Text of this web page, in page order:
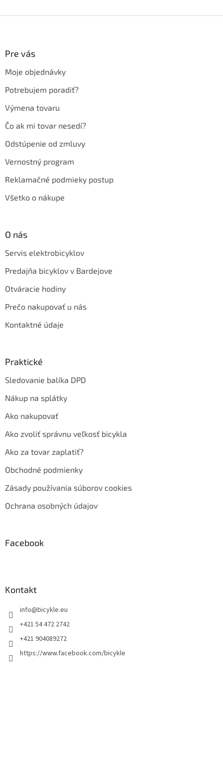
Pre vás
Moje objednávky
Potrebujem poradiť?
Výmena tovaru
Čo ak mi tovar nesedí?
Odstúpenie od zmluvy
Vernostný program
Reklamačné podmieky postup
Všetko o nákupe
O nás
Servis elektrobicyklov
Predajňa bicyklov v Bardejove
Otváracie hodiny
Prečo nakupovať u nás
Kontaktné údaje
Praktické
Sledovanie balíka DPD
Nákup na splátky
Ako nakupovať
Ako zvoliť správnu veľkosť bicykla
Ako za tovar zaplatiť?
Obchodné podmienky
Zásady používania súborov cookies
Ochrana osobných údajov
Facebook
Kontakt
info@bicykle.eu
+421 54 472 2742
+421 904089272
https://www.facebook.com/bicykle